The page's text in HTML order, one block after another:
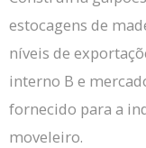
estocagens de
níveis de
interno B e
fornecido para a
moveleiro.